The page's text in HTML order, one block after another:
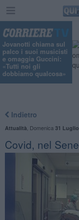
Jovanotti chiama sul
palco i suoi musicisti
e omaggia Guccini:
«Tutti noi gli
dobbiamo qualcosa»
Indietro
Attualità Domenica 31
Covid, nel